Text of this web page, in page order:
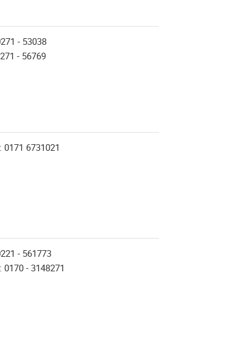
- 53038
- 56769
0171 6731021
- 561773
0170 - 3148271